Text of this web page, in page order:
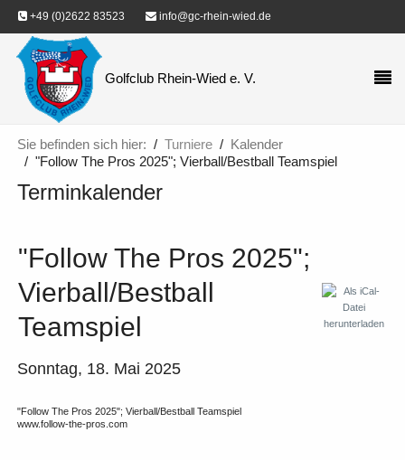
+49 (0)2622 83523 info@gc-rhein-wied.de
Golfclub Rhein-Wied e. V.
Sie befinden sich hier: Turniere
Kalender
"Follow The Pros 2025"; Vierball/Bestball Teamspiel
Terminkalender
"Follow The Pros 2025";
Vierball/Bestball
Teamspiel
Sonntag, 18. Mai 2025
"Follow The Pros 2025"; Vierball/Bestball Teamspiel
www.follow-the-pros.com